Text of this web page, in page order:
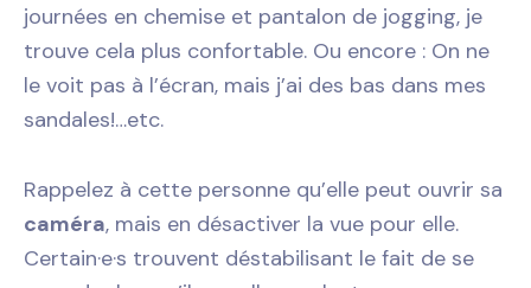
journées en chemise et pantalon de jogging, je
trouve cela plus confortable. Ou encore : On ne
le voit pas à l’écran, mais j’ai des bas dans mes
sandales!…etc.
Rappelez à cette personne qu’elle peut ouvrir sa
caméra, mais en désactiver la vue pour elle.
Certain·e·s trouvent déstabilisant le fait de se